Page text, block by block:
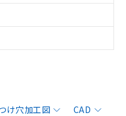
け穴加工図
CAD